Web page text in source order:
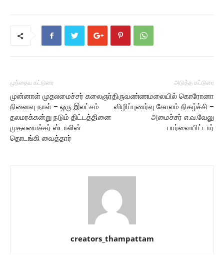
முந்தைய கட்டுரை
முன்னாள் முதலமைச்சர் கலைஞர்
நினைவு நாள் – ஒரு இலட்சம்
தலமரக்கன்று நடும் திட்டத்தினை
முதலமைச்சர் ஸ்டாலின்
தொடங்கி வைத்தார்
அடுத்த கட்டுரை
திருவண்ணமலையில் கொரோனா
விழிப்புணர்வு கோலம் நிகழ்ச்சி –
அமைச்சர் எ.வ.வேலு
பார்வையிட்டார்
creators_thampattam